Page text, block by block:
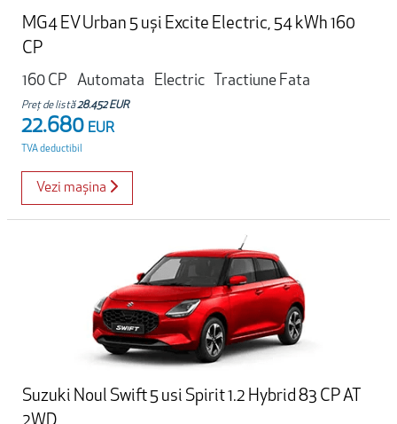
MG4 EV Urban 5 uși Excite Electric, 54 kWh 160
CP
160 CP
Automata Electric Tractiune Fata
Preț de listă28.452 EUR
22.680 EUR
TVA deductibil
Vezi mașina
Suzuki Noul Swift 5 usi Spirit 1.2 Hybrid 83 CP AT